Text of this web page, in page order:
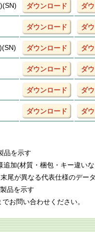
ダウンロード ダ
ダウンロード ダ
ダウンロード ダ
ダウンロード ダ
ダウンロード ダ
ダウンロード ダ
品を示す
追加(材質・梱包・キー違い
尾が異なる代表仕様のデー
品を示す
お問い合わせください。